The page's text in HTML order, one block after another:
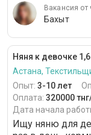
Вакансия от
Бахыт
Няня к девочке
Астана,
Опыт: 3-10 лет
Оплата: 320000
Дата начала
Ищу няню для